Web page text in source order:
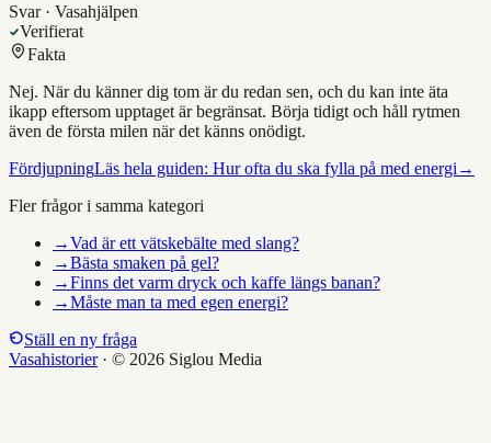
Svar · Vasahjälpen
Verifierat
Fakta
Nej. När du känner dig tom är du redan sen, och du kan inte äta
ikapp eftersom upptaget är begränsat. Börja tidigt och håll rytmen
även de första milen när det känns onödigt.
FördjupningLäs hela guiden: Hur ofta du ska fylla på med energi →
Fler frågor i samma kategori
→Vad är ett vätskebälte med slang?
→Bästa smaken på gel?
→Finns det varm dryck och kaffe längs banan?
→Måste man ta med egen energi?
Ställ en ny fråga
Vasahistorier· © 2026 Siglou Media